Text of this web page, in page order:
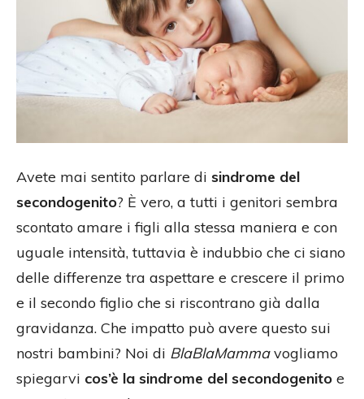
Avete mai sentito parlare di sindrome del
secondogenito? È vero, a tutti i genitori sembra
scontato amare i figli alla stessa maniera e con
uguale intensità, tuttavia è indubbio che ci siano
delle differenze tra aspettare e crescere il primo
e il secondo figlio che si riscontrano già dalla
gravidanza. Che impatto può avere questo sui
nostri bambini? Noi di BlaBlaMammavogliamo
spiegarvi cos’è la sindrome del secondogenito e